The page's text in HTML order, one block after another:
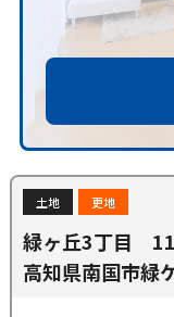
土地 更地
緑ヶ丘3丁目
高知県南国市緑